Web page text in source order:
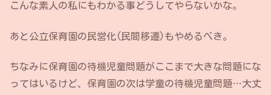
こんな素人の私にもわかる事どうしてやらないかな。
あと公立保育園の民営化(民間移遷)もやめるべき。
ちなみに保育園の待機児童問題がここまで大きな問題にな
ってはいるけど、保育園の次は学童の待機児童問題…大丈